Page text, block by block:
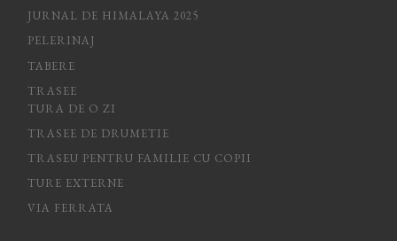
JURNAL DE HIMALAYA 2025
PELERINAJ
TABERE
TRASEE
TURA DE O ZI
TRASEE DE DRUMETIE
TRASEU PENTRU FAMILIE CU COPII
TURE EXTERNE
VIA FERRATA